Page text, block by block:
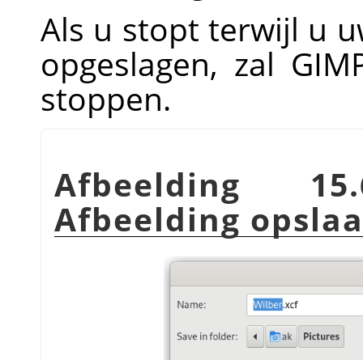
Als u stopt terwijl u
opgeslagen, zal
stoppen.
Afbeelding
Afbeelding